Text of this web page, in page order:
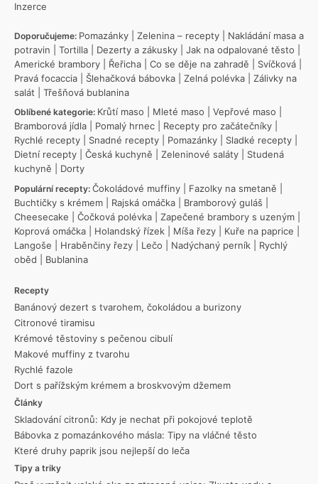
Inzerce
Doporučujeme: Pomazánky Zelenina – recepty
Nakládání masa a
potravin
Tortilla Dezerty a zákusky Jak na odpalované těsto
Americké brambory
Řeřicha Co se děje na zahradě Svíčková
Pravá focaccia
Šlehačková bábovka Zelná polévka
Zálivky na
salát
Třešňová bublanina
Oblíbené kategorie: Krůtí maso Mleté maso Vepřové maso
Bramborová jídla
Pomalý hrnec Recepty pro začátečníky
Rychlé recepty
Snadné recepty Pomazánky Sladké recepty
Dietní recepty
Česká kuchyně Zeleninové saláty
Studená
kuchyně
Dorty
Populární recepty: Čokoládové muffiny Fazolky na smetaně
Buchtičky s krémem
Rajská omáčka Bramborový guláš
Cheesecake
Čočková polévka Zapečené brambory s uzeným
Koprová omáčka
Holandský řízek Míša řezy Kuře na paprice
Langoše
Hraběnčiny řezy Lečo Nadýchaný perník
Rychlý
oběd
Bublanina
Recepty
Banánový dezert s tvarohem, čokoládou a burizony
Citronové tiramisu
Krémové těstoviny s pečenou cibulí
Makové muffiny z tvarohu
Rychlé fazole
Dort s pařížským krémem a broskvovým džemem
Články
Skladování citronů: Kdy je nechat při pokojové teplotě
Bábovka z pomazánkového másla: Tipy na vláčné těsto
Které druhy paprik jsou nejlepší do leča
Tipy a triky